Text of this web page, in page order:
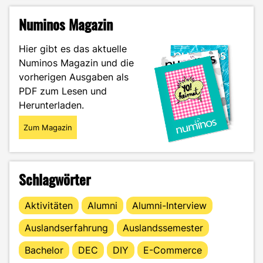
Numinos Magazin
Hier gibt es das aktuelle
Numinos Magazin und die
vorherigen Ausgaben als
PDF zum Lesen und
Herunterladen.
Zum Magazin
Schlagwörter
Aktivitäten Alumni
Alumni-Interview
Auslandserfahrung
Auslandssemester
Bachelor
DEC DIY E-Commerce